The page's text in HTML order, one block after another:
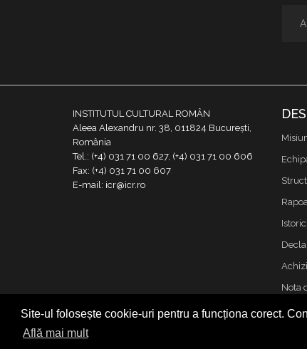
Site-ul folosește cookie-uri pentru a funcționa corect.
Află mai mult
INSTITUTUL CULTURAL ROMÂN
Aleea Alexandru nr. 38, 011824 București,
România
Tel.: (+4) 031 71 00 627, (+4) 031 71 00 606
Fax: (+4) 031 71 00 607
E-mail: icr@icr.ro
Istoric
Nota